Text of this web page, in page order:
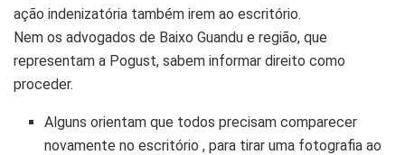
ação indenizatória também irem ao escritório.
Nem os advogados de Baixo Guandu e região, que
representam a Pogust, sabem informar direito como
proceder.
Alguns orientam que todos precisam comparecer
novamente no escritório , para tirar uma fotografia ao